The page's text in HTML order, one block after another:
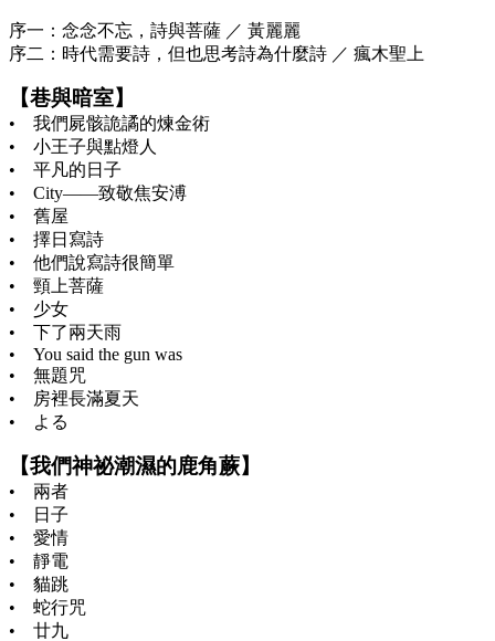
序一：念念不忘，詩與菩薩 ／ 黃麗麗
序二：時代需要詩，但也思考詩為什麼詩 ／ 瘋木聖上
【巷與暗室】
• 我們屍骸詭譎的煉金術
• 小王子與點燈人
• 平凡的日子
• City——致敬焦安溥
• 舊屋
• 擇日寫詩
• 他們說寫詩很簡單
• 頸上菩薩
• 少女
• 下了兩天雨
• You said the gun was
• 無題咒
• 房裡長滿夏天
• よる
【我們神祕潮濕的鹿角蕨】
• 兩者
• 日子
• 愛情
• 靜電
• 貓跳
• 蛇行咒
• 廿九